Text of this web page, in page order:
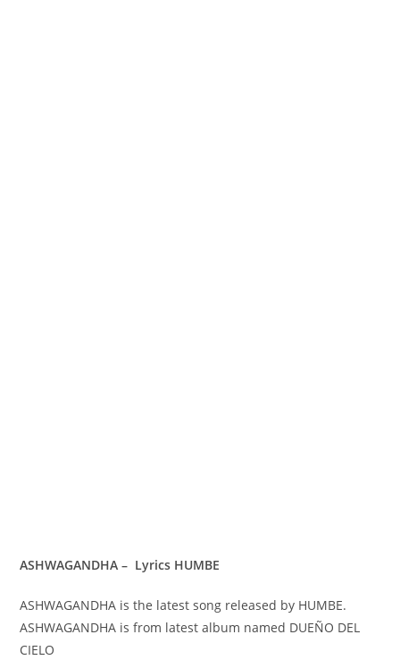
ASHWAGANDHA – Lyrics HUMBE
ASHWAGANDHA is the latest song released by HUMBE.
ASHWAGANDHA is from latest album named DUEÑO DEL
CIELO